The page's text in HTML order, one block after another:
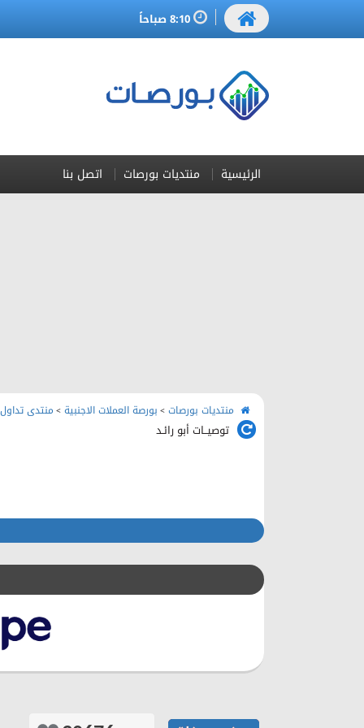
الرئيسية منتديات بورصات اتصل بنا
منتديات بورصات > بورصة العملات الاجنبية > منتدى
توصيــات أبو رائـد